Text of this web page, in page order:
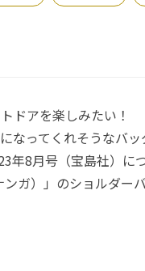
ドアを楽しみたい！
なってくれそうなバ
年8月号（宝島社）に
ンガ）」のショルダー